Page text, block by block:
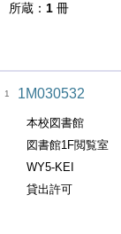
所蔵 1 冊
1 1M030532
本校図書館
図書館1F閲覧室
WY5-KEI
貸出許可